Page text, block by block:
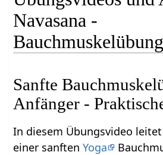
Navasana -
Sanfte
Anfänger -
In diesem Übungsvideo
einer sanftenYoga